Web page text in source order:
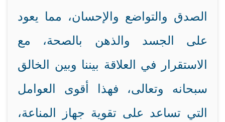
الصدق والتواضع والإحسان، مما يعود
على الجسد والذهن بالصحة، مع
الاستقرار في العلاقة بيننا وبين الخالق
سبحانه وتعالى، فهذا أقوى العوامل
التي تساعد على تقوية جهاز المناعة،